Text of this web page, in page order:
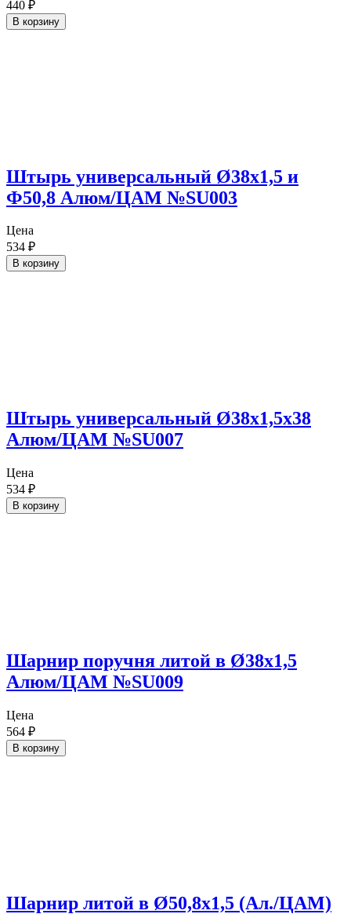
440 ₽
В корзину
Штырь универсальный Ø38х1,5 и
Ф50,8 Алюм/ЦАМ №SU003
Цена
534 ₽
В корзину
Штырь универсальный Ø38х1,5х38
Алюм/ЦАМ №SU007
Цена
534 ₽
В корзину
Шарнир поручня литой в Ø38х1,5
Алюм/ЦАМ №SU009
Цена
564 ₽
В корзину
Шарнир литой в Ø50,8х1,5 (Ал./ЦАМ)